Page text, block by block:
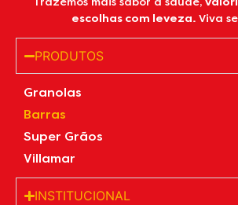
escolhas com leveza.Viva
PRODUTOS
Granolas
Barras
Super Grãos
Villamar
INSTITUCIONAL